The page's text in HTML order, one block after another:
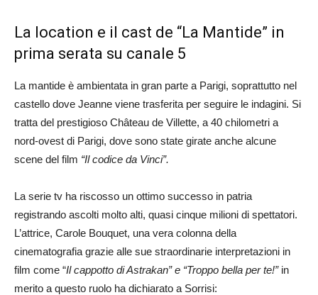
La location e il cast de “La Mantide” in
prima serata su canale 5
La mantide è ambientata in gran parte a Parigi, soprattutto nel
castello dove Jeanne viene trasferita per seguire le indagini. Si
tratta del prestigioso Château de Villette, a 40 chilometri a
nord-ovest di Parigi, dove sono state girate anche alcune
scene del film “Il codice da Vinci”.
La serie tv ha riscosso un ottimo successo in patria
registrando ascolti molto alti, quasi cinque milioni di spettatori.
L’attrice, Carole Bouquet, una vera colonna della
cinematografia grazie alle sue straordinarie interpretazioni in
film come “Il cappotto di Astrakan” e “Troppo bella per te!”in
merito a questo ruolo ha dichiarato a Sorrisi: